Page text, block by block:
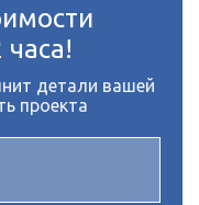
детали вашей
проекта